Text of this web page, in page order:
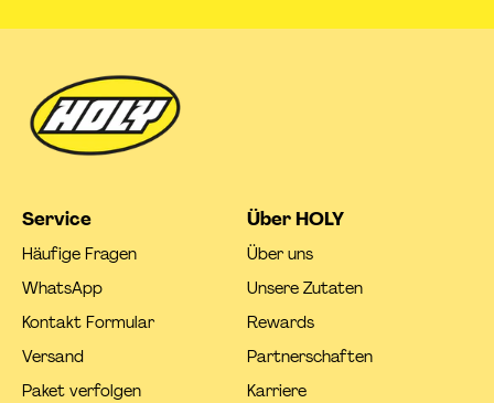
Service
Häufige Fragen
WhatsApp
Kontakt Formular
Versand
Paket verfolgen
Über HOLY
Über uns
Unsere Zutaten
Rewards
Partnerschaften
Karriere